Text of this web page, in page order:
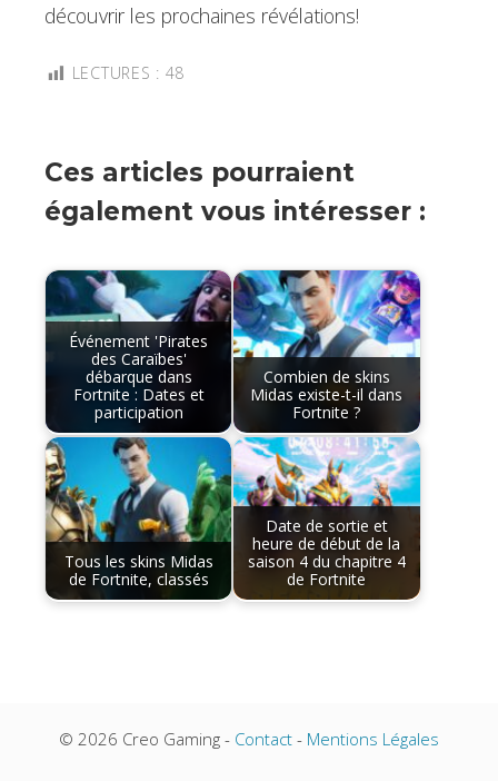
découvrir les prochaines révélations!
LECTURES : 48
Ces articles pourraient
également vous intéresser :
Événement 'Pirates
des Caraïbes'
débarque dans
Fortnite : Dates et
participation
Combien de skins
Midas existe-t-il dans
Fortnite ?
Tous les skins Midas
de Fortnite, classés
Date de sortie et
heure de début de la
saison 4 du chapitre 4
de Fortnite
© 2026 Creo Gaming - Contact - Mentions Légales